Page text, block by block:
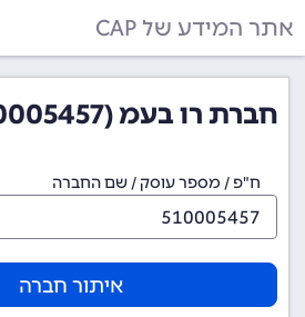
אתר המידע של CAP
חברת רו בעמ (510005457)
ח"פ / מספר עוסק / שם החברה
איתור חברה